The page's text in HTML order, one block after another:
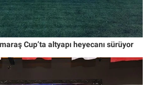
Cup’ta altyapı heyecanı sürüyor